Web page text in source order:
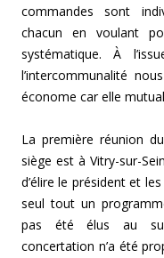
commandes sont
chacun en voulant
systématique. À
l’intercommunalité
économe car elle
La première réunion
siège est à Vitry-sur-
d’élire le président et
seul tout un
pas été élus au
concertation n’a été